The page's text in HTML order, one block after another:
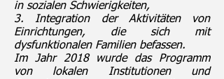
in sozialen Schwierigkeiten,
3. Integration der Aktivitäten von
Einrichtungen, die sich mit
dysfunktionalen Familien befassen.
Im Jahr 2018 wurde das Programm
von lokalen Institutionen und